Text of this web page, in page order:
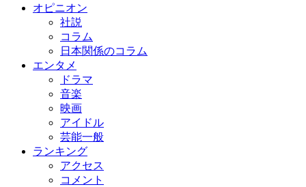
オピニオン
社説
コラム
日本関係のコラム
エンタメ
ドラマ
音楽
映画
アイドル
芸能一般
ランキング
アクセス
コメント